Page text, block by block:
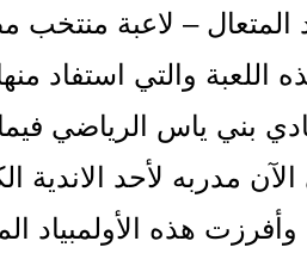
المتعال – لاعبة منتخب
اللعبة والتي استفاد
بني ياس الرياضي
مدربه لأحد الاندية
وأفرزت هذه الأولمبياد